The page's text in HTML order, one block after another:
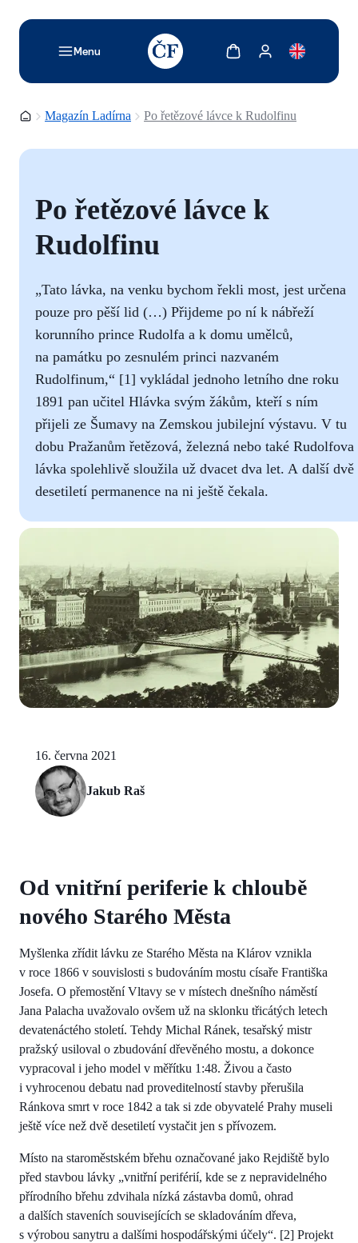
Menu
TODO: Add description for reader
Zobrazit košíkZobrazit můj účet
Domovská stránka
Magazín Ladírna Po řetězové lávce k Rudolfinu
Po řetězové lávce k
Rudolfinu
„Tato lávka, na venku bychom řekli most, jest určena
pouze pro pěší lid (…) Přijdeme po ní k nábřeží
korunního prince Rudolfa a k domu umělců,
na památku po zesnulém princi nazvaném
Rudolfinum,“ [1] vykládal jednoho letního dne roku
1891 pan učitel Hlávka svým žákům, kteří s ním
přijeli ze Šumavy na Zemskou jubilejní výstavu. V tu
dobu Pražanům řetězová, železná nebo také Rudolfova
lávka spolehlivě sloužila už dvacet dva let. A další dvě
desetiletí permanence na ni ještě čekala.
16. června 2021
Jakub Raš
Od vnitřní periferie k chloubě
nového Starého Města
Myšlenka zřídit lávku ze Starého Města na Klárov vznikla
v roce 1866 v souvislosti s budováním mostu císaře Františka
Josefa. O přemostění Vltavy se v místech dnešního náměstí
Jana Palacha uvažovalo ovšem už na sklonku třicátých letech
devatenáctého století. Tehdy Michal Ránek, tesařský mistr
pražský usiloval o zbudování dřevěného mostu, a dokonce
vypracoval i jeho model v měřítku 1:48. Živou a často
i vyhrocenou debatu nad proveditelností stavby přerušila
Ránkova smrt v roce 1842 a tak si zde obyvatelé Prahy museli
ještě více než dvě desetiletí vystačit jen s přívozem.
Místo na staroměstském břehu označované jako Rejdiště bylo
před stavbou lávky „vnitřní periférií, kde se z nepravidelného
přírodního břehu zdvihala nízká zástavba domů, ohrad
a dalších staveních souvisejících se skladováním dřeva,
s výrobou sanytru a dalšími hospodářskými účely“. [2] Projekt